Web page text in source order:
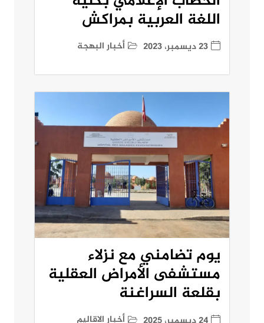
اللغة العربية بمراكش
23 ديسمبر، 2023 أخبار البهجة
يوم تضامني مع نزلاء
مستشفى الأمراض العقلية
بقلعة السراغنة
أخبار الاقاليم